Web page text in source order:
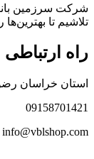
شرکت سرزمین
تلاشیم تا
راه ارتباطی
استان خراسان
09158701421
info@vblshop.com